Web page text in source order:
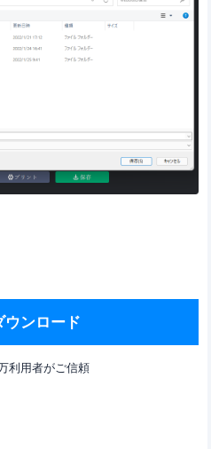
ウンロード
利用者がご信頼